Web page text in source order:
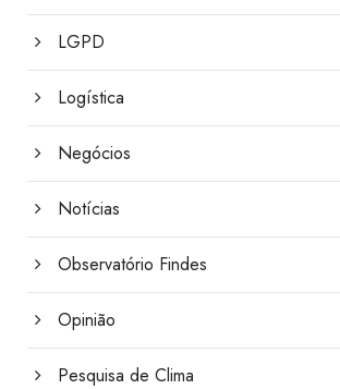
LGPD
Logística
Negócios
Notícias
Observatório Findes
Opinião
Pesquisa de Clima